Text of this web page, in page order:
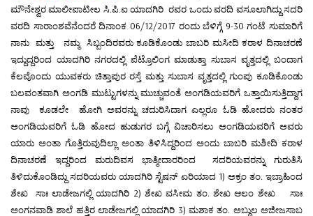
ಮೌನೇಶ್ವರ ಮಾಲೀಪಾಟೀಲ ಸಿ.ಪಿ.ಐ ಯಾದಗಿರಿ ರವರ ಒಂದು ವರದಿ ವಸೂಲಾಗಿದ್ದು ಸದರಿ
ವರದಿ ಸಾರಾಂಶವೆನೆಂದರೆ ದಿನಾಂಕ 06/12/2017 ರಂದು ಬೆಳಿಗ್ಗೆ 9-30ಗಂಟೆ ಸುಮಾರಿಗೆ
ನಾನು ಮತ್ತು ನಮ್ಮ
ಸಿಬ್ಬಂದಿರವರು ಕೂಡಿಕೊಂಡು ಬಾಬರಿ ಮಸೀದಿ ಕರಾಳ ದಿನಾಚರಣೆ
ಇದ್ದುದ್ದರಿಂದ ಯಾದಗಿರಿ ನಗರದಲ್ಲಿ ಪೆಟ್ರೊಲಿಂಗ ಮಾಡುತ್ತಾ ಸುಬಾಸ ವೃತ್ತದಲ್ಲಿ ಬಂದಾಗ
ಕೆಲವೊಂದು ಯುವಕರು ಚಿತ್ತಾಪುರ ರಸ್ತೆ ಮತ್ತು ಸುಬಾಸ ವೃತ್ತದಲ್ಲಿ ಗುಂಪು ಕೂಡಿಕೊಂಡು
ಬಲವಂತವಾಗಿ ಅಂಗಡಿ ಮುಟ್ಟುಗಳನ್ನು ಮುಚ್ಚುವಂತೆ ಅಂಗಡಿಯವರಿಗೆ ಒತ್ತಾಯಿಸುತ್ತಿದ್ದಾಗ
ನಾವು
ಕೂಡಲೇ
ಹೋಗಿ ಅವರನ್ನು ಚದುರಿಸಿದಾಗ ಎಲ್ಲರೂ ಓಡಿ ಹೋದರು ನಂತರ
ಅಂಗಡಿಯವರಿಗೆ ಓಡಿ ಹೋದ ಹುಡುಗರ ಬಗ್ಗೆ ವಿಚಾರಿಸಲು ಅಂಗಡಿಯವರಿಗೆ ಅವರು
ಯಾರು ಅಂತಾ ಗೊತ್ತಿರುವುದಿಲ್ಲಾ ಅಂತಾ ತಿಳಿಸಿದ್ದರಿಂದ ಅಂದು ಬಾಬರಿ ಮಶೀದಿ ಕರಾಳ
ದಿನಾಚರಣೆ ಇದ್ದರಿಂದ ಮರುದಿವಸ ಭಾತ್ಮೀದಾರರಿಂದ
ಸದರಿಯವರನ್ನು ಗುರುತಿಸಿ
ತಿಳಿದುಕೊಂಡಿದ್ದು ಸದರಿಯವರು ಯಾದಗಿರಿ ಸ್ಟೆಷನ್ ಏರಿಯಾದ1) ಅಕ್ರಂ ತಂ. ಇಬ್ರಾಹಿಂದ
ಶೇಖ
ಸಾಃ ಲಾಡೇಜಗಲ್ಲಿ ಯಾದಗಿರಿ 2)ಶೇಖ ವಸೀಮ ತಂ.ಶೇಖ ಆಲಂ ಶೇಖ
ಸಾಃ
ಅಂಗನವಾಡಿ ಶಾಲೆ ಹತ್ತಿರ ಲಾಡೇಜಗಲ್ಲಿ ಯಾದಗಿರಿ 3)ಮಶಾಕ ತಂ. ಅಬ್ದುಲ ಅಜೀಜಸಾಬ